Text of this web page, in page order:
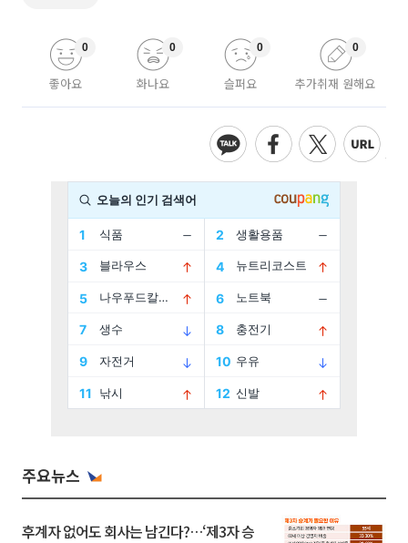
좋아요
0
화나요
0
슬퍼요
0
추가취재 원해요
0
주요뉴스
후계자 없어도 회사는 남긴다?…‘제3자 승